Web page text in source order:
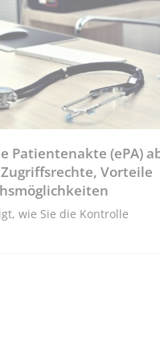
Patientenakte (ePA)
Vorteile
wie Sie die Kontrolle